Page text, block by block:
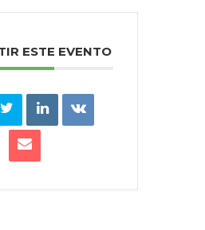
ESTE EVENTO